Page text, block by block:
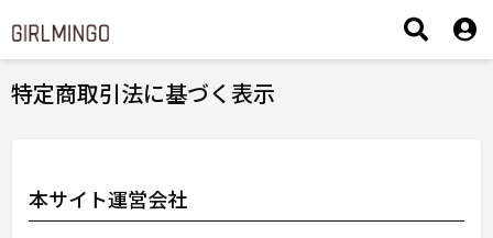
特定商取引法に基づく表示
本サイト運営会社